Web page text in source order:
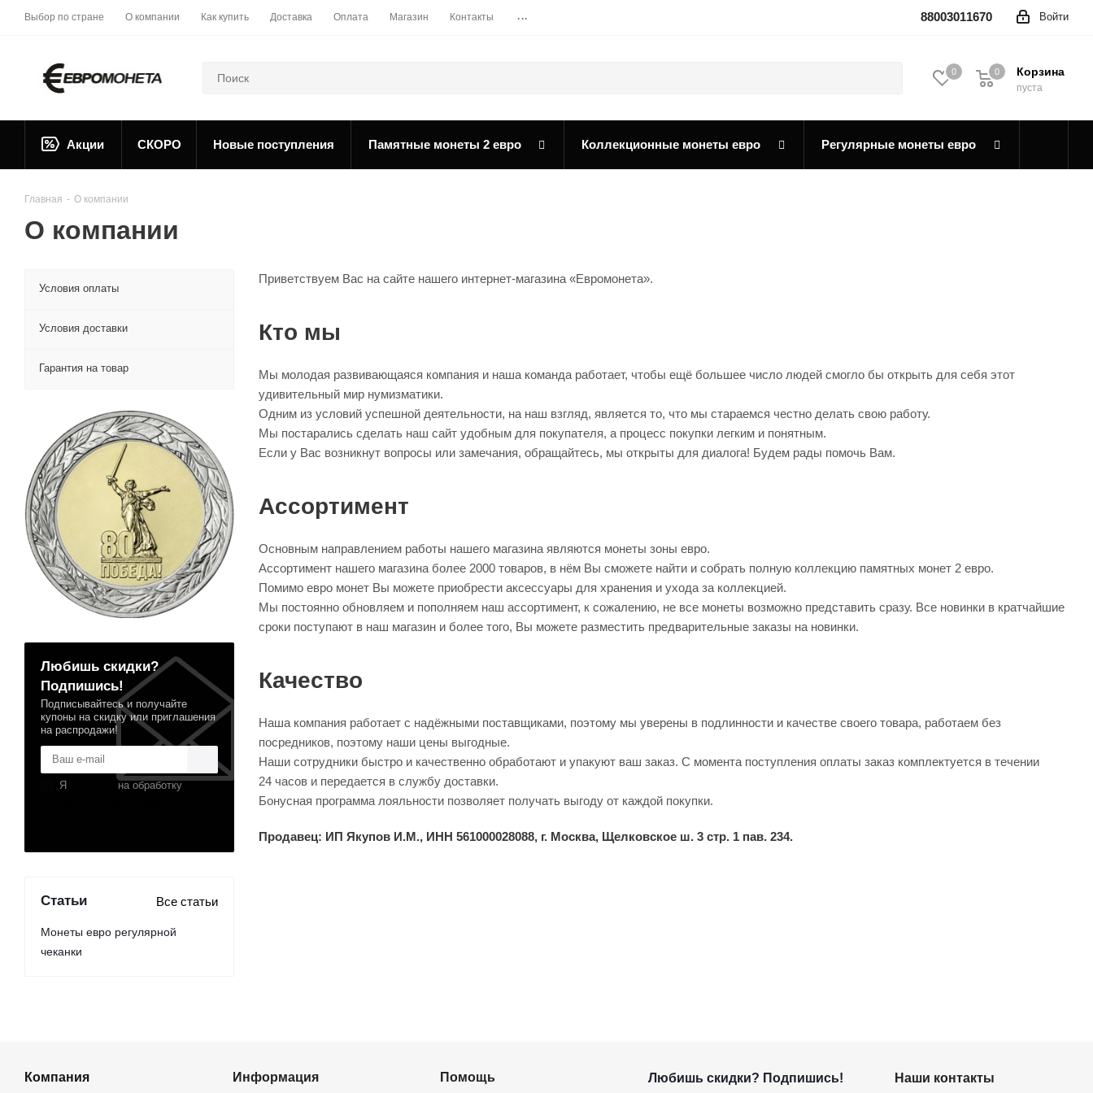
Выбор по стране О компании Как купить Доставка Оплата Магазин Контакты ... Войти
88003011670
0 Корзина
0
пуста
0
Акции СКОРО Новые поступления Памятные монеты 2 евро Коллекционные монеты евро Регулярные монеты евро
Главная - О компании
О компании
Приветствуем Вас на сайте нашего интернет-магазина «Евромонета».
Кто мы
Мы молодая развивающаяся компания и наша команда работает, чтобы ещё большее число людей смогло бы открыть для себя этот
удивительный мир нумизматики.
Одним из условий успешной деятельности, на наш взгляд, является то, что мы стараемся честно делать свою работу.
Мы постарались сделать наш сайт удобным для покупателя, а процесс покупки легким и понятным.
Если у Вас возникнут вопросы или замечания, обращайтесь, мы открыты для диалога! Будем рады помочь Вам.
Ассортимент
Основным направлением работы нашего магазина являются монеты зоны евро.
Ассортимент нашего магазина более 2000 товаров, в нём Вы сможете найти и собрать полную коллекцию памятных монет 2 евро.
Помимо евро монет Вы можете приобрести аксессуары для хранения и ухода за коллекцией.
Мы постоянно обновляем и пополняем наш ассортимент, к сожалению, не все монеты возможно представить сразу. Все новинки в кратчайшие
сроки поступают в наш магазин и более того, Вы можете разместить предварительные заказы на новинки.
Качество
Наша компания работает с надёжными поставщиками, поэтому мы уверены в подлинности и качестве своего товара, работаем без
посредников, поэтому наши цены выгодные.
Наши сотрудники быстро и качественно обработают и упакуют ваш заказ. С момента поступления оплаты заказ комплектуется в течении
24 часов и передается в службу доставки.
Бонусная программа лояльности позволяет получать выгоду от каждой покупки.
Продавец: ИП Якупов И.М., ИНН 561000028088, г. Москва, Щелковское ш. 3 стр. 1 пав. 234.
Условия оплаты
Условия доставки
Гарантия на товар
Любишь скидки?
Подпишись!
Подписывайтесь и получайте
купоны на скидку или приглашения
на распродажи!
Я
на обработку
Статьи Все статьи
Монеты евро регулярной
чеканки
Компания Информация Помощь Любишь скидки? Подпишись! Наши контакты